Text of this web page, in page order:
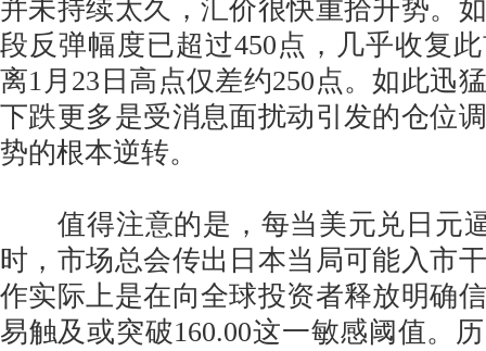
并未持续太久，汇价很快重拾升势。
段反弹幅度已超过450点，几乎收复
离1月23日高点仅差约250点。如此迅
下跌更多是受消息面扰动引发的仓位
势的根本逆转。
值得注意的是，每当美元兑日元逼
时，市场总会传出日本当局可能入市
作实际上是在向全球投资者释放明确
易触及或突破160.00这一敏感阈值。